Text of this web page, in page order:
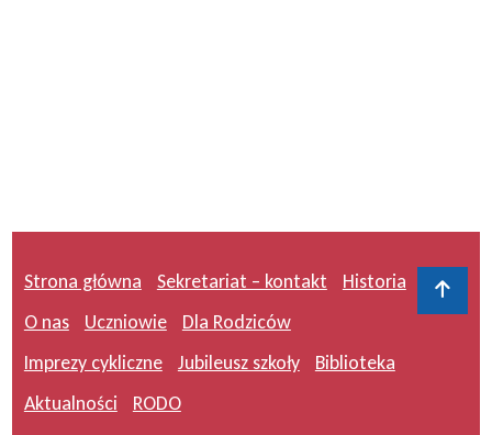
Strona główna Sekretariat – kontakt
Historia
O nas
Uczniowie
Dla Rodziców
Imprezy cykliczne
Jubileusz szkoły
Biblioteka
Aktualności
RODO
Do